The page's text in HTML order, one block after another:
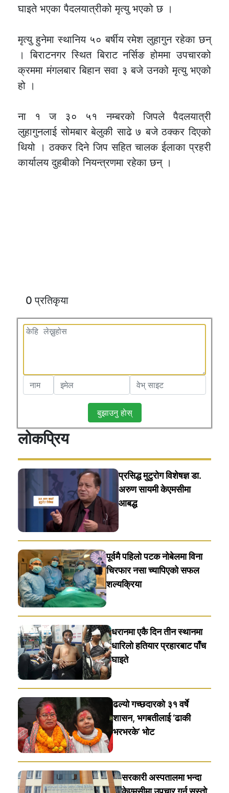
घाइते भएका पैदलयात्रीको मृत्यु भएको छ ।
मृत्यु हुनेमा स्थानिय ५० बर्षीय रमेश लुहागुन रहेका छन्
। बिराटनगर स्थित बिराट नर्सिङ होममा उपचारको
क्रममा मंगलबार बिहान सवा ३ बजे उनको मृत्यु भएको
हो ।
ना १ ज ३० ५१ नम्बरको जिपले पैदलयात्री
लुहागुनलाई सोमबार बेलुकी साढे ७ बजे ठक्कर दिएको
थियो । ठक्कर दिने जिप सहित चालक ईलाका प्रहरी
कार्यालय दुहबीको नियन्त्रणमा रहेका छन् ।
0 प्रतिकृया
बुझाउनु हाेस्
लोकप्रिय
प्रसिद्ध मुटुरोग विशेषज्ञ डा.
अरुण सायमी केएमसीमा
आबद्ध
पूर्वमै पहिलो पटक नोबेलमा विना
चिरफार नसा च्यापिएको सफल
शल्यक्रिया
धरानमा एकै दिन तीन स्थानमा
धारिलाे हतियार प्रहारबाट पाँच
घाइते
ढल्यो गच्छदारको ३१ वर्षे
शासन, भगबतीलाई ‘ढाकी
भरभरके’ भाेट
सरकारी अस्पतालमा भन्दा